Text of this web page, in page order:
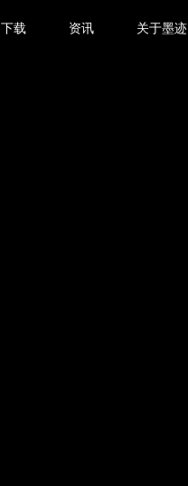
下载 资讯 关于墨迹